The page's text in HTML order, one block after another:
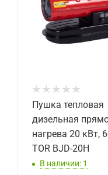
Пушка тепловая
дизельная
нагрева 20 кВт,
TOR BJD-20H
В наличии: 1